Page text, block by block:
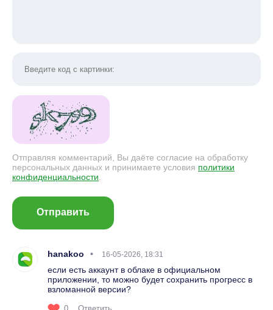
Отправляя комментарий, Вы даёте согласие на обработку
персональных данных и принимаете условия политики
конфиденциальности.
Отправить
hanakoo 16-05-2026, 18:31
если есть аккаунт в облаке в официальном
приложении, то можно будет сохранить прогресс в
взломанной версии?